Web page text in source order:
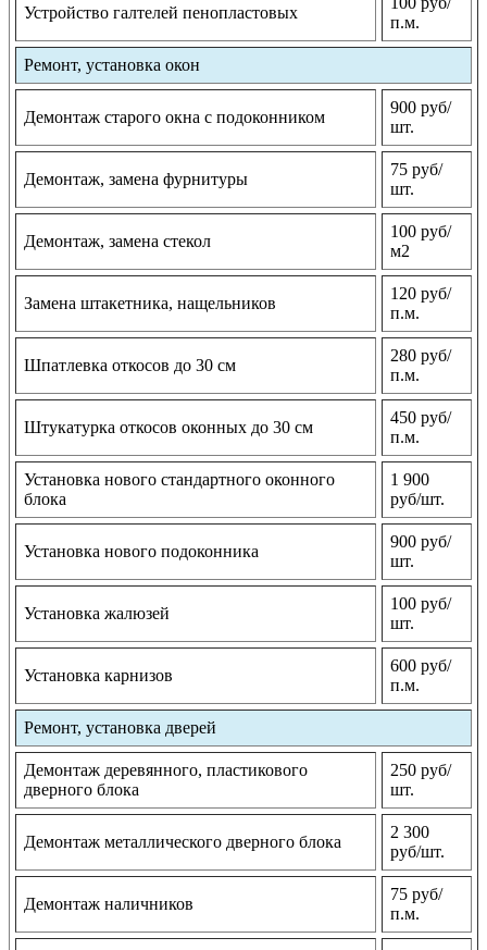
Устройство галтелей пенопластовых
п.м.
Ремонт, установка окон
Демонтаж старого окна с подоконником
900 руб/
шт.
Демонтаж, замена фурнитуры
75 руб/
шт.
Демонтаж, замена стекол
100 руб/
м2
Замена штакетника, нащельников
120 руб/
п.м.
Шпатлевка откосов до 30 см
280 руб/
п.м.
Штукатурка откосов оконных до 30 см
450 руб/
п.м.
Установка нового стандартного оконного
блока
1 900
руб/шт.
Установка нового подоконника
900 руб/
шт.
Установка жалюзей
100 руб/
шт.
Установка карнизов
600 руб/
п.м.
Ремонт, установка дверей
Демонтаж деревянного, пластикового
дверного блока
250 руб/
шт.
Демонтаж металлического дверного блока
2 300
руб/шт.
Демонтаж наличников
75 руб/
п.м.